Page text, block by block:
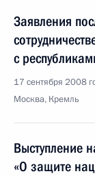
Заявления
с
17 сентября 2008
Москва, Кремль
Выступление
«О защите